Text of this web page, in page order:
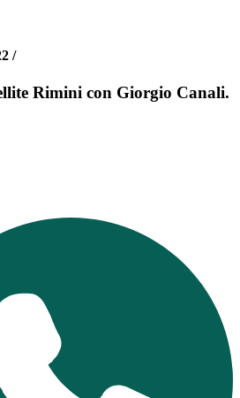
/
Rimini con Giorgio Canali.